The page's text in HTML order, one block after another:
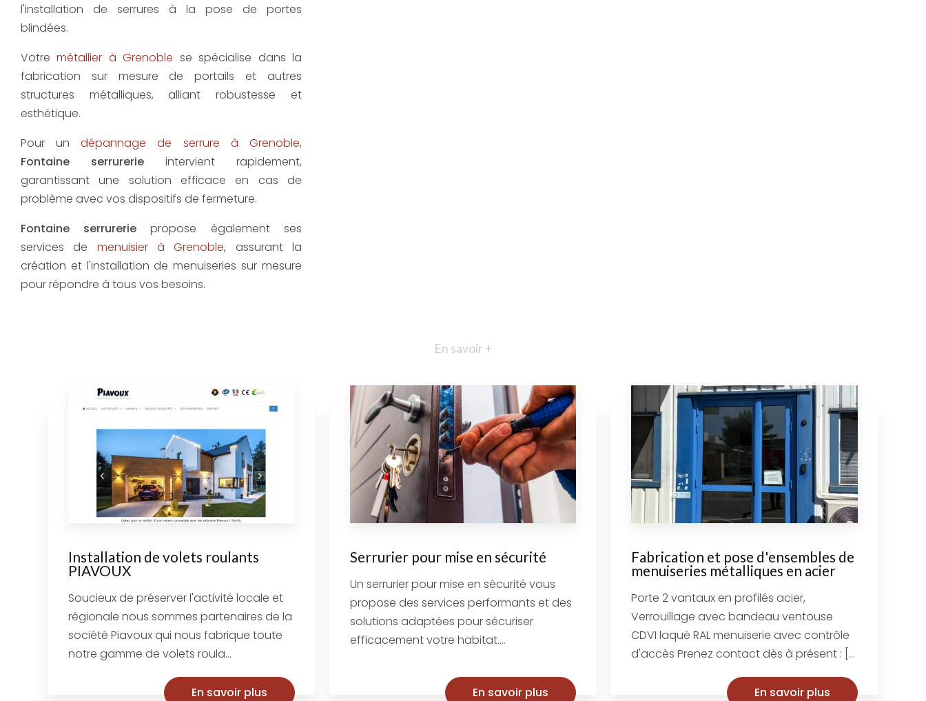
l'installation de serrures à la pose de portes
blindées.
Votremétallier à Grenoble se spécialise dans la
fabrication sur mesure de portails et autres
structures métalliques, alliant robustesse et
esthétique.
Pour undépannage de serrure à Grenoble,
Fontaine serrurerie intervient rapidement,
garantissant une solution efficace en cas de
problème avec vos dispositifs de fermeture.
Fontaine serrurerie propose également ses
services de menuisier à Grenoble, assurant la
création et l'installation de menuiseries sur mesure
pour répondre à tous vos besoins.
En savoir +
Installation de volets roulants
PIAVOUX
Soucieux de préserver l'activité locale et
régionale nous sommes partenaires de la
société Piavoux qui nous fabrique toute
notre gamme de volets roula...
En savoir plus
Serrurier pour mise en sécurité
Un serrurier pour mise en sécurité vous
propose des services performants et des
solutions adaptées pour sécuriser
efficacement votre habitat....
En savoir plus
Fabrication et pose d'ensembles de
menuiseries métalliques en acier
Porte 2 vantaux en profilés acier,
Verrouillage avec bandeau ventouse
CDVI laqué RAL menuiserie avec contrôle
d'accès Prenez contact dès à présent : [...
En savoir plus